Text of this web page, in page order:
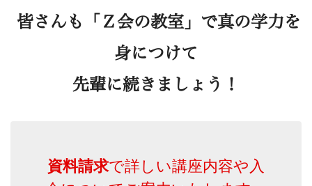
皆さんも「Ｚ会の教室」で真の学力を
身につけて
先輩に続きましょう！
資料請求で詳しい講座内容や入